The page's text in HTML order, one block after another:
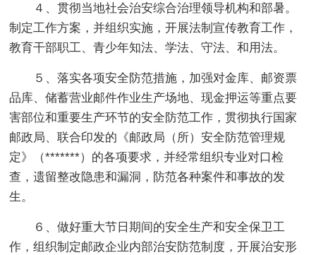
４、贯彻当地社会治安综合治理领导机构和部暑。
制定工作方案，并组织实施，开展法制宣传教育工作，
教育干部职工、青少年知法、学法、守法、和用法。
５、落实各项安全防范措施，加强对金库、邮资票
品库、储蓄营业邮件作业生产场地、现金押运等重点要
害部位和重要生产环节的安全防范工作，贯彻执行国家
邮政局、联合印发的《邮政局（所）安全防范管理规
定》（*******）的各项要求，并经常组织专业对口检
查，遗留整改隐患和漏洞，防范各种案件和事故的发
生。
６、做好重大节日期间的安全生产和安全保卫工
作，组织制定邮政企业内部治安防范制度，开展治安形